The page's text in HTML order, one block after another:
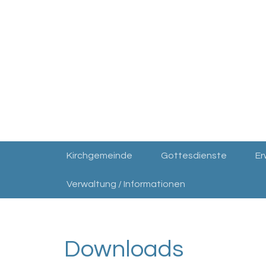
Kirchgemeinde Gottesdienste
Verwaltung / Informationen
Downloads